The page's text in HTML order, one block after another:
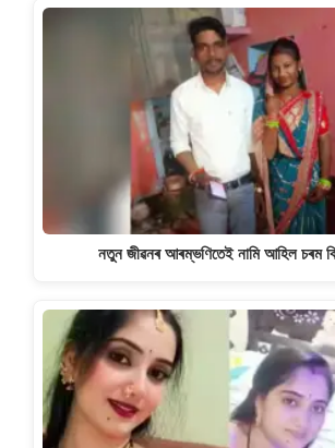
নতুন জীৱনৰ আৰম্ভণিতেই নামি আহিল চৰম